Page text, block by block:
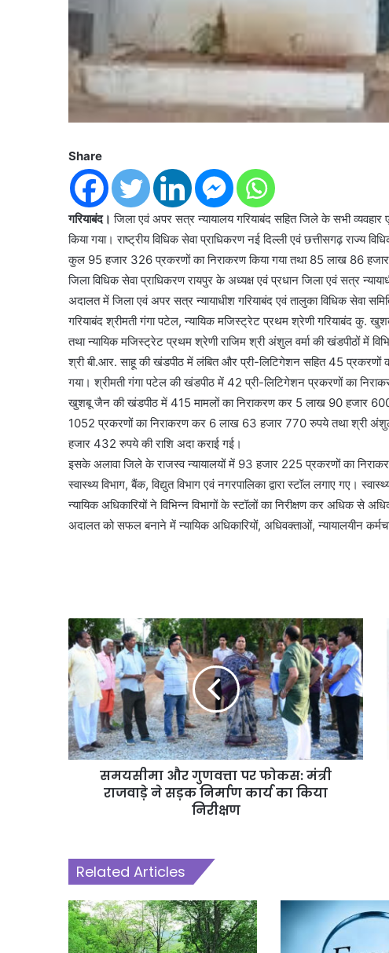
Share
गरियाबंद। जिला एवं अपर सत्र न्यायालय गरियाबंद सहित जिले के सभी
किया गया। राष्ट्रीय विधिक सेवा प्राधिकरण नई दिल्ली एवं छत्तीसगढ़ राज्य
कुल 95 हजार 326 प्रकरणों का निराकरण किया गया तथा 85 लाख 86 हजार
जिला विधिक सेवा प्राधिकरण रायपुर के अध्यक्ष एवं प्रधान जिला एवं सत्र
अदालत में जिला एवं अपर सत्र न्यायाधीश गरियाबंद एवं तालुका विधिक सेवा
गरियाबंद श्रीमती गंगा पटेल, न्यायिक मजिस्ट्रेट प्रथम श्रेणी गरियाबंद कु.
तथा न्यायिक मजिस्ट्रेट प्रथम श्रेणी राजिम श्री अंशुल वर्मा की खंडपीठों में
श्री बी.आर. साहू की खंडपीठ में लंबित और प्री-लिटिगेशन सहित 45 प्रकरणों
गया। श्रीमती गंगा पटेल की खंडपीठ में 42 प्री-लिटिगेशन प्रकरणों का
खुशबू जैन की खंडपीठ में 415 मामलों का निराकरण कर 5 लाख 90 हजार 600
1052 प्रकरणों का निराकरण कर 6 लाख 63 हजार 770 रुपये तथा श्री
हजार 432 रुपये की राशि अदा कराई गई।
इसके अलावा जिले के राजस्व न्यायालयों में 93 हजार 225 प्रकरणों का
स्वास्थ्य विभाग, बैंक, विद्युत विभाग एवं नगरपालिका द्वारा स्टॉल लगाए गए।
न्यायिक अधिकारियों ने विभिन्न विभागों के स्टॉलों का निरीक्षण कर अधिक से
अदालत को सफल बनाने में न्यायिक अधिकारियों, अधिवक्ताओं, न्यायालयीन
समयसीमा और गुणवत्ता पर फोकस: मंत्री
राजवाड़े ने सड़क निर्माण कार्य का किया
निरीक्षण
Related Articles